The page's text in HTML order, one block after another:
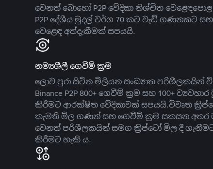
වෙනත් බොහෝ P2P වේදිකා නිශ්චිත
P2P දේශීය මුදල් වර්ග 70 කට වැඩි ගණනකට
වෙළෙඳ අත්දැකීමක් සපයයි.
නම්‍යශීලී ගෙවීම් ක්‍රම
ලොව පුරා සිටින මිලියන සංඛ්‍යාත පරිශීලකයින්
Binance P2P 800+ ගෙවීම් ක්‍රම සහ 100+
කිරීමට ආරක්ෂිත වේදිකාවක් සපයයි.විවෘත
කැමති මිල ගණන් සහ ගෙවීම් ක්‍රම සකසන
වෙනත් පරිශීලකයින් සමග ක්‍රිප්ටෝ මිල දී
කිරීමට හැකි ය.